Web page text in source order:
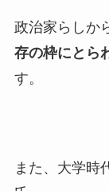
政治家らしか
存の枠にとら
す。
また、大学時